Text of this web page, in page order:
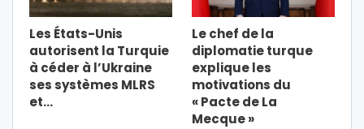
Les États-Unis
autorisent la Turquie
à céder à l’Ukraine
ses systèmes MLRS
et…
Le chef de la
diplomatie turque
explique les
motivations du
« Pacte de La
Mecque »